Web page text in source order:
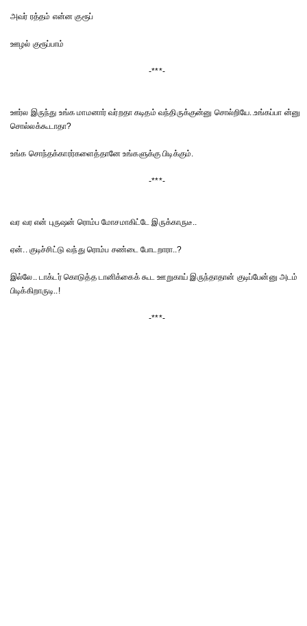
அவர் ரத்தம் என்ன குரூப்
ஊழல் குரூப்பாம்
-***-
ஊர்ல இருந்து உங்க மாமனார் வர்றதா கடிதம் வந்திருக்குன்னு சொல்றியே..உங்கப்பா ன்னு
சொல்லக்கூடாதா?
உங்க சொந்தக்காரர்களைத்தானே உங்களுக்கு பிடிக்கும்.
-***-
வர வர என் புருஷன் ரொம்ப மோசமாகிட்டே இருக்காருடீ..
ஏன்.. குடிச்சிட்டு வந்து ரொம்ப சண்டை போடறாரா..?
இல்லே.. டாக்டர் கொடுத்த டானிக்கைக் கூட ஊறுகாய் இருந்தாதான் குடிப்பேன்னு அடம்
பிடிக்கிறாருடி..!
-***-